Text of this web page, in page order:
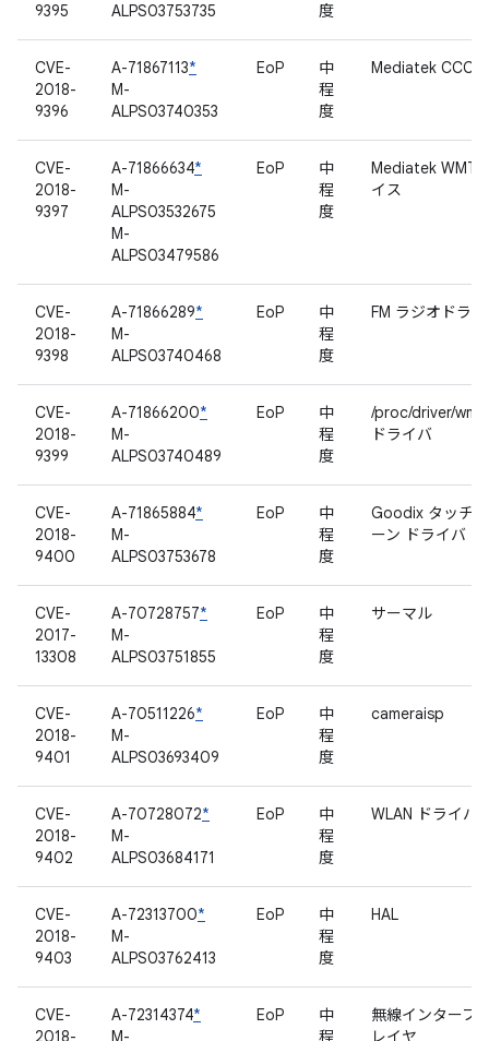
9395
ALPS03753735
度
CVE-
2018-
9396
A-71867113*
M-
ALPS03740353
EoP
中
程
度
Mediatek CCCI
CVE-
2018-
9397
A-71866634*
M-
ALPS03532675
M-
ALPS03479586
EoP
中
程
度
Mediatek WMT
イス
CVE-
2018-
9398
A-71866289*
M-
ALPS03740468
EoP
中
程
度
FM ラジオドラ
CVE-
2018-
9399
A-71866200*
M-
ALPS03740489
EoP
中
程
度
/proc/driver/
ドライバ
CVE-
2018-
9400
A-71865884*
M-
ALPS03753678
EoP
中
程
度
Goodix タッチ
ーン ドライバ
CVE-
2017-
13308
A-70728757*
M-
ALPS03751855
EoP
中
程
度
サーマル
CVE-
2018-
9401
A-70511226*
M-
ALPS03693409
EoP
中
程
度
cameraisp
CVE-
2018-
9402
A-70728072*
M-
ALPS03684171
EoP
中
程
度
WLAN ドライバ
CVE-
2018-
9403
A-72313700*
M-
ALPS03762413
EoP
中
程
度
HAL
CVE-
2018-
A-72314374*
M-
EoP
中
程
無線インターフ
レイヤ